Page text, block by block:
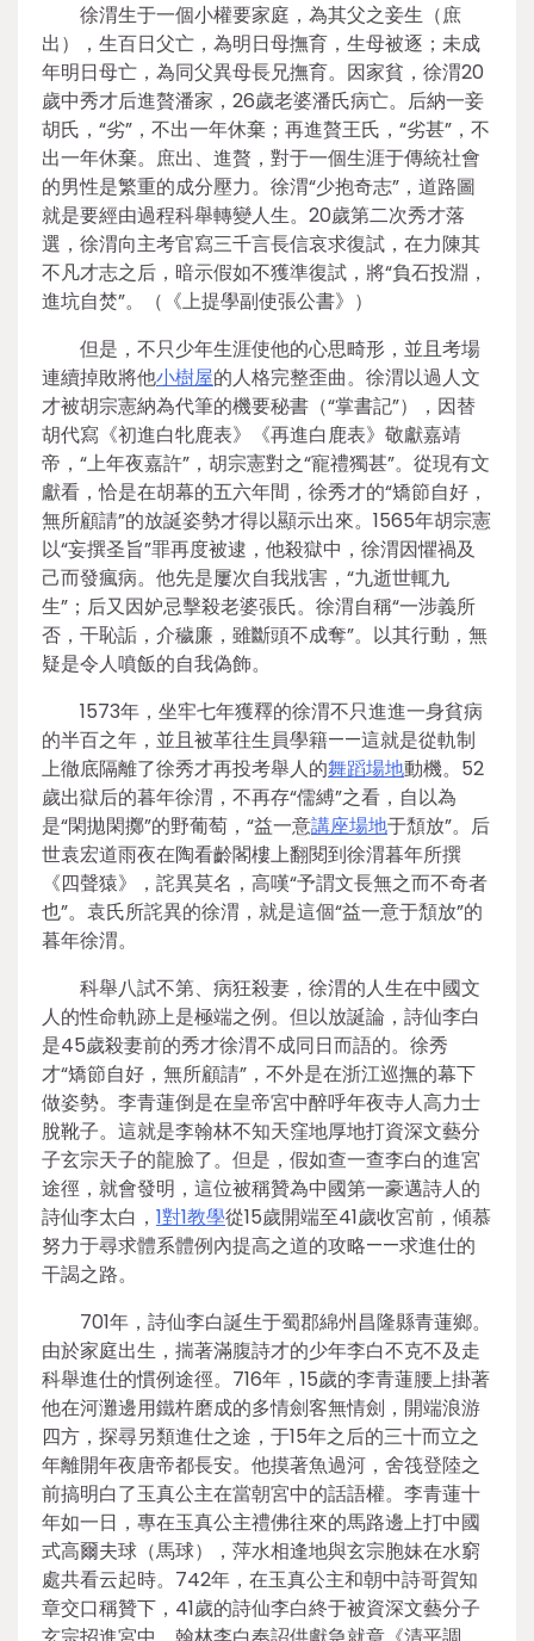
徐渭生于一個小權要家庭，為其父之妾生（庶
出），生百日父亡，為明日母撫育，生母被逐；未成
年明日母亡，為同父異母長兄撫育。因家貧，徐渭20
歲中秀才后進贅潘家，26歲老婆潘氏病亡。后納一妾
胡氏，“劣”，不出一年休棄；再進贅王氏，“劣甚”，不
出一年休棄。庶出、進贅，對于一個生涯于傳統社會
的男性是繁重的成分壓力。徐渭“少抱奇志”，道路圖
就是要經由過程科舉轉變人生。20歲第二次秀才落
選，徐渭向主考官寫三千言長信哀求復試，在力陳其
不凡才志之后，暗示假如不獲準復試，將“負石投淵，
進坑自焚”。（《上提學副使張公書》）
但是，不只少年生涯使他的心思畸形，並且考場
連續掉敗將他小樹屋的人格完整歪曲。徐渭以過人文
才被胡宗憲納為代筆的機要秘書（“掌書記”），因替
胡代寫《初進白牝鹿表》《再進白鹿表》敬獻嘉靖
帝，“上年夜嘉許”，胡宗憲對之“寵禮獨甚”。從現有文
獻看，恰是在胡幕的五六年間，徐秀才的“矯節自好，
無所顧請”的放誕姿勢才得以顯示出來。1565年胡宗憲
以“妄撰圣旨”罪再度被逮，他殺獄中，徐渭因懼禍及
己而發瘋病。他先是屢次自我戕害，“九逝世輒九
生”；后又因妒忌擊殺老婆張氏。徐渭自稱“一涉義所
否，干恥詬，介穢廉，雖斷頭不成奪”。以其行動，無
疑是令人噴飯的自我偽飾。
1573年，坐牢七年獲釋的徐渭不只進進一身貧病
的半百之年，並且被革往生員學籍——這就是從軌制
上徹底隔離了徐秀才再投考舉人的舞蹈場地動機。52
歲出獄后的暮年徐渭，不再存“儒縛”之看，自以為
是“閑拋閑擲”的野葡萄，“益一意講座場地于頹放”。后
世袁宏道雨夜在陶看齡閣樓上翻閱到徐渭暮年所撰
《四聲猿》，詫異莫名，高嘆“予謂文長無之而不奇者
也”。袁氏所詫異的徐渭，就是這個“益一意于頹放”的
暮年徐渭。
科舉八試不第、病狂殺妻，徐渭的人生在中國文
人的性命軌跡上是極端之例。但以放誕論，詩仙李白
是45歲殺妻前的秀才徐渭不成同日而語的。徐秀
才“矯節自好，無所顧請”，不外是在浙江巡撫的幕下
做姿勢。李青蓮倒是在皇帝宮中醉呼年夜寺人高力士
脫靴子。這就是李翰林不知天窪地厚地打資深文藝分
子玄宗天子的龍臉了。但是，假如查一查李白的進宮
途徑，就會發明，這位被稱贊為中國第一豪邁詩人的
詩仙李太白， 1對1教學從15歲開端至41歲收宮前，傾慕
努力于尋求體系體例內提高之道的攻略——求進仕的
干謁之路。
701年，詩仙李白誕生于蜀郡綿州昌隆縣青蓮鄉。
由於家庭出生，揣著滿腹詩才的少年李白不克不及走
科舉進仕的慣例途徑。716年，15歲的李青蓮腰上掛著
他在河灘邊用鐵杵磨成的多情劍客無情劍，開端浪游
四方，探尋另類進仕之途，于15年之后的三十而立之
年離開年夜唐帝都長安。他摸著魚過河，舍筏登陸之
前搞明白了玉真公主在當朝宮中的話語權。李青蓮十
年如一日，專在玉真公主禮佛往來的馬路邊上打中國
式高爾夫球（馬球），萍水相逢地與玄宗胞妹在水窮
處共看云起時。742年，在玉真公主和朝中詩哥賀知
章交口稱贊下，41歲的詩仙李白終于被資深文藝分子